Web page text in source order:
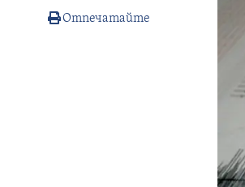
Отпечатайте